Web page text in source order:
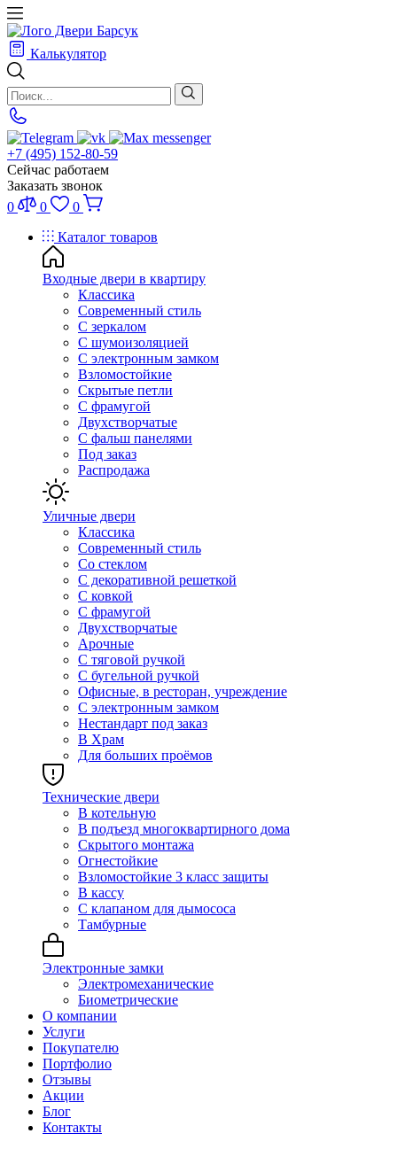
Калькулятор
+7 (495) 152-80-59
Сейчас работаем
Заказать звонок
0
0
0
Каталог товаров
Входные двери в квартиру
Классика
Современный стиль
С зеркалом
С шумоизоляцией
С электронным замком
Взломостойкие
Скрытые петли
С фрамугой
Двухстворчатые
С фальш панелями
Под заказ
Распродажа
Уличные двери
Классика
Современный стиль
Со стеклом
С декоративной решеткой
С ковкой
С фрамугой
Двухстворчатые
Арочные
С тяговой ручкой
С бугельной ручкой
Офисные, в ресторан, учреждение
С электронным замком
Нестандарт под заказ
В Храм
Для больших проёмов
Технические двери
В котельную
В подъезд многоквартирного дома
Скрытого монтажа
Огнестойкие
Взломостойкие 3 класс защиты
В кассу
С клапаном для дымососа
Тамбурные
Электронные замки
Электромеханические
Биометрические
О компании
Услуги
Покупателю
Портфолио
Отзывы
Акции
Блог
Контакты